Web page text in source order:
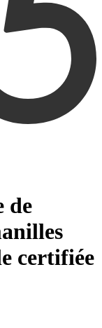
de
certifiée